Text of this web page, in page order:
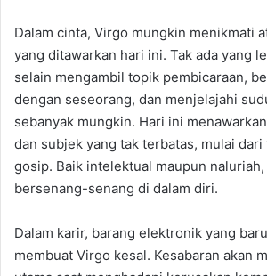
Dalam cinta, Virgo mungkin menikmati
yang ditawarkan hari ini. Tak ada yang
selain mengambil topik pembicaraan,
dengan seseorang, dan menjelajahi
sebanyak mungkin. Hari ini
dan subjek yang tak terbatas, mulai
gosip. Baik intelektual maupun
bersenang-senang di dalam diri.
Dalam karir, barang elektronik yang
membuat Virgo kesal. Kesabaran akan